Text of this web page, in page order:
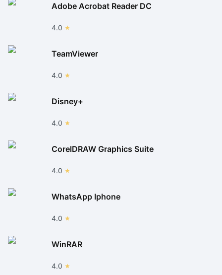
Adobe Acrobat Reader DC
4.0
TeamViewer
4.0
Disney+
4.0
CorelDRAW Graphics Suite
4.0
WhatsApp Iphone
4.0
WinRAR
4.0